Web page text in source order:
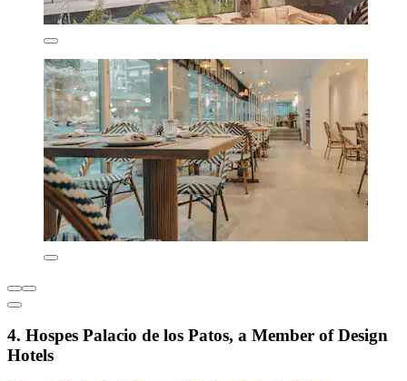
4. Hospes Palacio de los Patos, a Member of Design
Hotels